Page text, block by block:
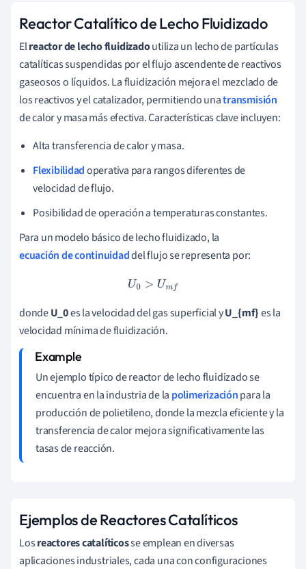
Reactor Catalítico de Lecho Fluidizado
Elreactor de lecho fluidizadoutiliza un lecho de partículas
catalíticas suspendidas por el flujo ascendente de reactivos
gaseosos o líquidos. La fluidización mejora el mezclado de
los reactivos y el catalizador, permitiendo unatransmisión
de calor y masa más efectiva. Características clave incluyen:
Alta transferencia de calor y masa.
Flexibilidadoperativa para rangos diferentes de
velocidad de flujo.
Posibilidad de operación a temperaturas constantes.
Para un modelo básico de lecho fluidizado, la
ecuación de continuidaddel flujo se representa por:
U 0>Umf
dondeU_0es la velocidad del gas superficial yU_{mf}es la
velocidad mínima de fluidización.
Un ejemplo típico de reactor de lecho fluidizado se
encuentra en la industria de la polimerizaciónpara la
producción de polietileno, donde la mezcla eficiente y la
transferencia de calor mejora significativamente las
tasas de reacción.
Ejemplos de Reactores Catalíticos
Losreactores catalíticosse emplean en diversas
aplicaciones industriales, cada una con configuraciones